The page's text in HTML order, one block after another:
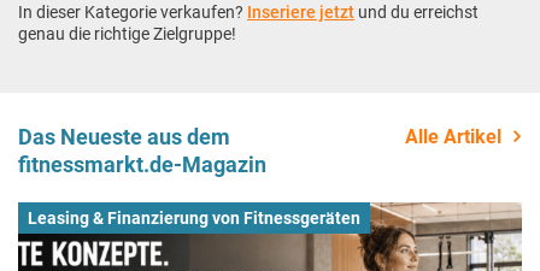
In dieser Kategorie verkaufen? Inseriere jetzt und du erreichst
genau die richtige Zielgruppe!
Das Neueste aus dem
fitnessmarkt.de-Magazin
Alle Artikel
Leasing & Finanzierung von Fitnessgeräten